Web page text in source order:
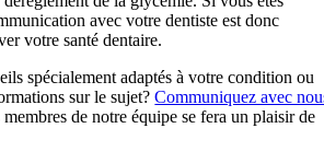
avec votre dentiste est donc
votre santé dentaire.
spécialement adaptés à votre condition ou
sur le sujet?Communiquez avec
membres de notre équipe se fera un plaisir de